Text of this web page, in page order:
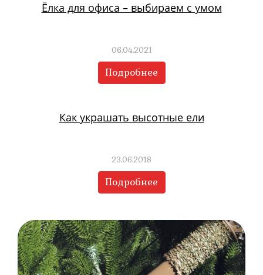
Ёлка для офиса – выбираем с умом
06.04.2021
Подробнее
Как украшать высотные ели
23.06.2018
Подробнее